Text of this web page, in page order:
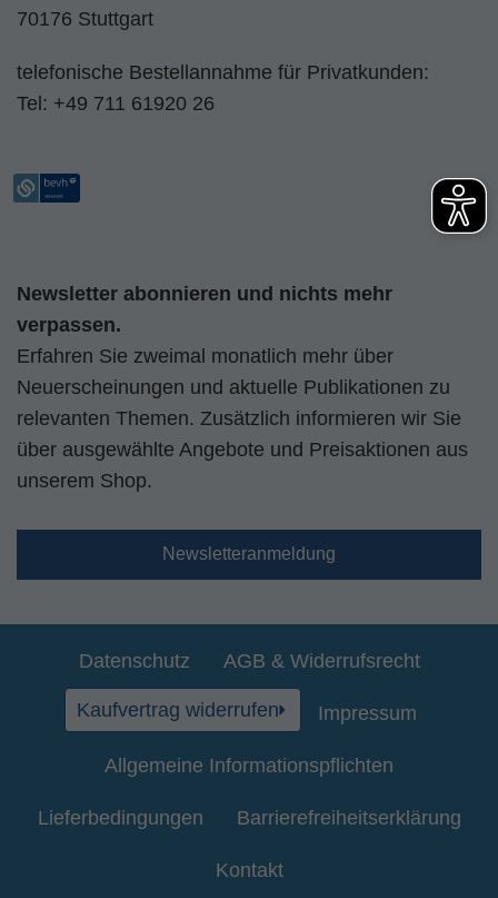
70176 Stuttgart
telefonische Bestellannahme für Privatkunden:
Tel: +49 711 61920 26
Newsletter abonnieren und nichts mehr
verpassen.
Erfahren Sie zweimal monatlich mehr über
Neuerscheinungen und aktuelle Publikationen zu
relevanten Themen. Zusätzlich informieren wir Sie
über ausgewählte Angebote und Preisaktionen aus
unserem Shop.
Newsletteranmeldung
Datenschutz AGB & Widerrufsrecht
Kaufvertrag widerrufen Impressum
Allgemeine Informationspflichten
Lieferbedingungen Barrierefreiheitserklärung
Kontakt